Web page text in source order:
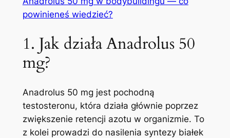
powinieneś wiedzieć?
1. Jak działa Anadrolus 50
mg?
Anadrolus 50 mg jest pochodną
testosteronu, która działa głównie poprzez
zwiększenie retencji azotu w organizmie. To
z kolei prowadzi do nasilenia syntezy białek